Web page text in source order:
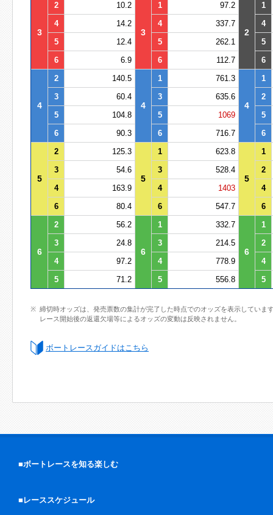
3
2 10.2
3
1 97.2
2
1
4
14.2 4 337.7
4
5
12.4 5 262.1
5
6
6.9 6 112.7 6
4
2 140.5
4
1 761.3
4
1
3
60.4 3 635.6
2
5
104.8 5 1069
5
6
90.3 6 716.7 6
5
2 125.3
5
1 623.8
5
1
3
54.6 3 528.4
2
4
163.9 4 1403
4
6
80.4 6 547.7 6
6
2 56.2
6
1 332.7
6
1
3
24.8 3 214.5
2
4
97.2 4 778.9
4
5
71.2 5 556.8 5
締切時オッズは、発売票数の集計が完了した時点でのオッズを表示していま
レース開始後の返還欠場等によるオッズの変動は反映されません。
ボートレースガイドはこちら
■ボートレースを知る楽しむ
■レーススケジュール